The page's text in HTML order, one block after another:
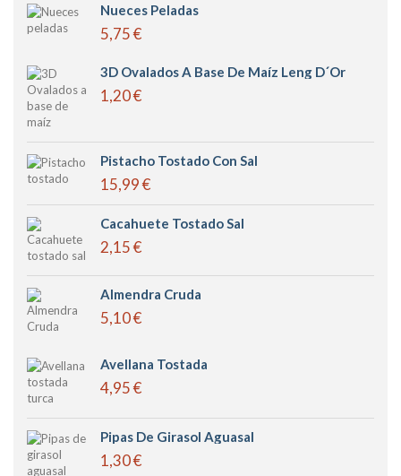
Nueces Peladas
5,75 €
3D Ovalados A Base De Maíz Leng D´or
1,20 €
Pistacho Tostado Con Sal
15,99 €
Cacahuete Tostado Sal
2,15 €
Almendra Cruda
5,10 €
Avellana Tostada
4,95 €
Pipas De Girasol Aguasal
1,30 €